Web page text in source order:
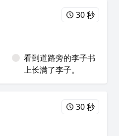
30 秒
看到道路旁的李子书
上长满了李子。
30 秒